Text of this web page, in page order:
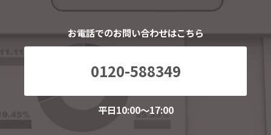
お電話でのお問い合わせはこちら
0120-588349
平日10:00～17:00